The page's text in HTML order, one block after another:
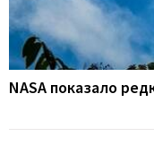
NASA показало